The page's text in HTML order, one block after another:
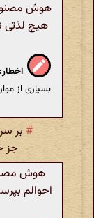
هوش
هیچ لذتی
اخطار:
بسیاری از
# بر
جز
هوش
احوالم